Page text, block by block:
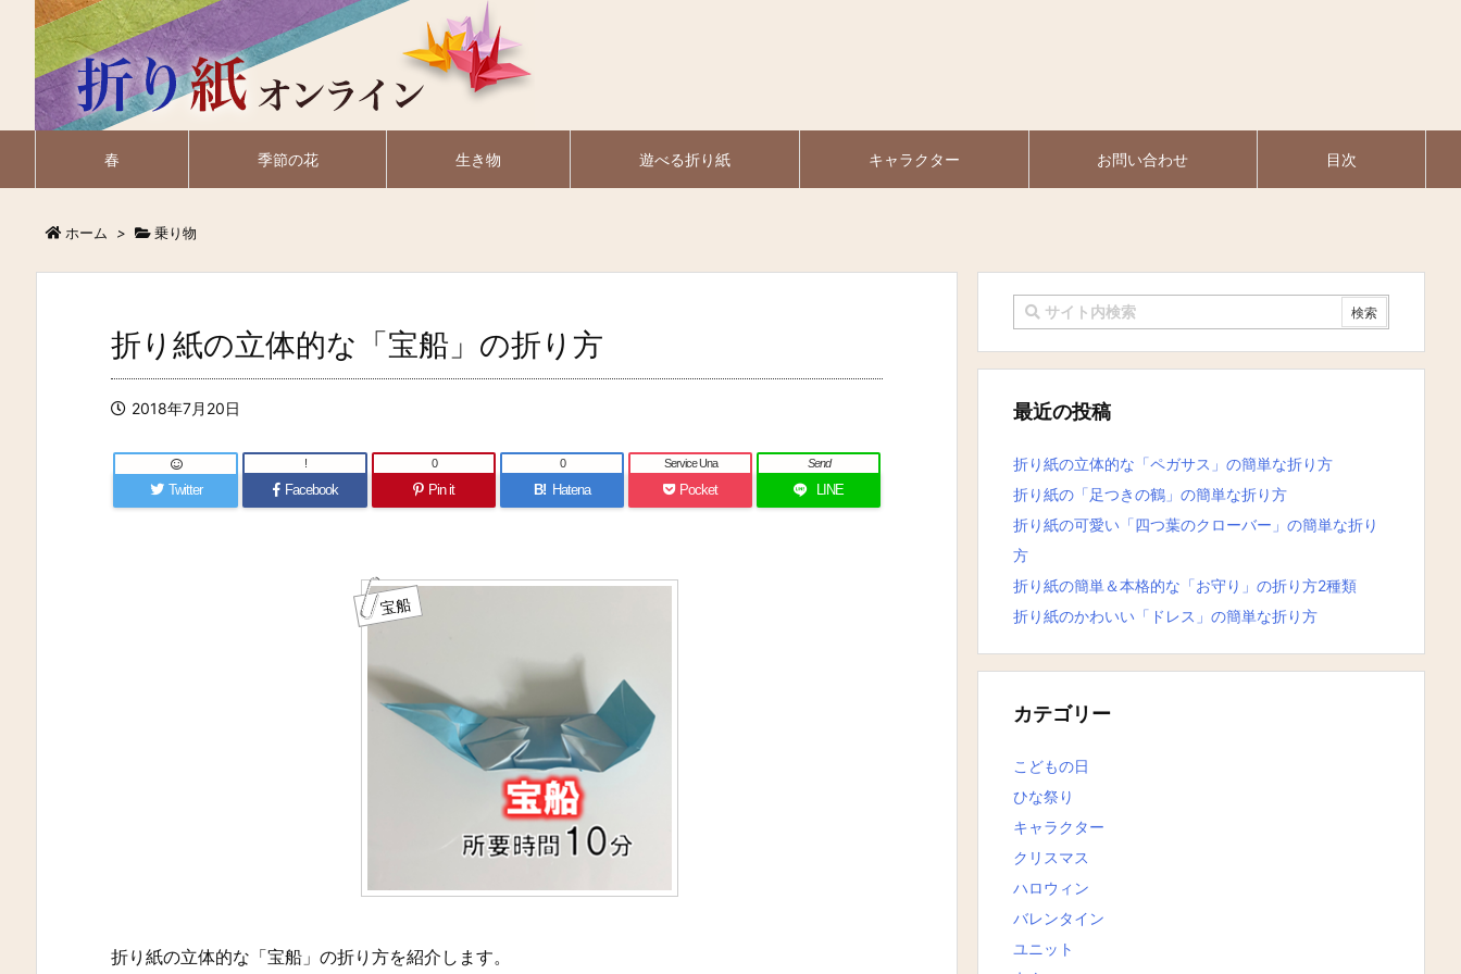
春 季節の花 生き物 遊べる折り紙 キャラクター お問い合わせ 目次
ホーム > 乗り物
折り紙の立体的な「宝船」の折り方
2018年7月20日
Twitter Facebook
!
Pin it
0
B! Hatena
0
Pocket
Service Una
LINE
Send
宝船
折り紙の立体的な「宝船」の折り方を紹介します。
最近の投稿
折り紙の立体的な「ペガサス」の簡単な折り方
折り紙の「足つきの鶴」の簡単な折り方
折り紙の可愛い「四つ葉のクローバー」の簡単な折り
方
折り紙の簡単＆本格的な「お守り」の折り方2種類
折り紙のかわいい「ドレス」の簡単な折り方
カテゴリー
こどもの日
ひな祭り
キャラクター
クリスマス
ハロウィン
バレンタイン
ユニット